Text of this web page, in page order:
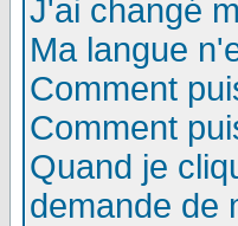
J'ai changé
Ma langue
Comment
Comment
Quand je
demande de